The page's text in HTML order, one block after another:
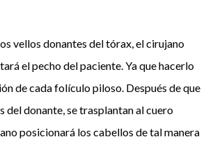
vellos donantes del tórax, el cirujano
el pecho del paciente. Ya que hacerlo
de cada folículo piloso. Después de que
del donante, se trasplantan al cuero
posicionará los cabellos de tal manera